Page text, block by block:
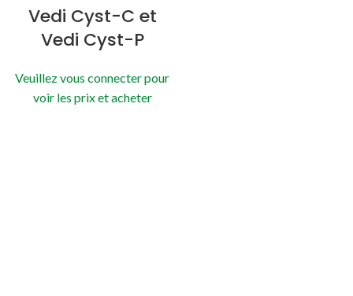
Vedi Cyst-C et
Vedi Cyst-P
Veuillez vous connecter pour
voir les prix et acheter